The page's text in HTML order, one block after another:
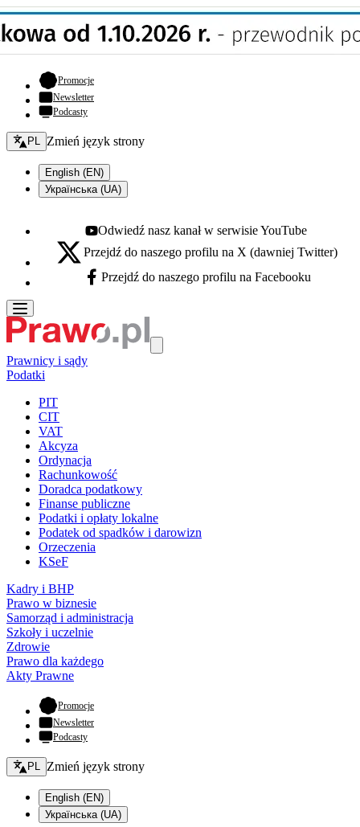
Promocje- otwiera się w nowej karcie
Newsletter
Podcasty
Zmień język - bieżący:
PL Zmień język strony
English (EN)
Українська (UA)
Youtube - otwiera się w nowej karcie
Odwiedź nasz kanał w serwisie YouTube
X - otwiera się w nowej karcie
Przejdź do naszego profilu na X (dawniej Twitter)
Facebook - otwiera się w nowej karcie
Przejdź do naszego profilu na Facebooku
Prawnicy i sądy
Podatki
PIT
CIT
VAT
Akcyza
Ordynacja
Rachunkowość
Doradca podatkowy
Finanse publiczne
Podatki i opłaty lokalne
Podatek od spadków i darowizn
Orzeczenia
KSeF
Kadry i BHP
Prawo w biznesie
Samorząd i administracja
Szkoły i uczelnie
Zdrowie
Prawo dla każdego
Akty Prawne
Promocje- otwiera się w nowej karcie
Newsletter
Podcasty
Zmień język - bieżący:
PL Zmień język strony
English (EN)
Українська (UA)